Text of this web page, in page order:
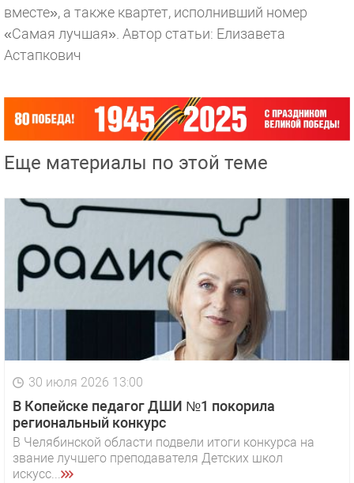
вместе», а также квартет, исполнивший номер
«Самая лучшая». Автор статьи: Елизавета
Астапкович
Еще материалы по этой теме
30 июля 2026 13:00
В Копейске педагог ДШИ №1 покорила
региональный конкурс
В Челябинской области подвели итоги конкурса на
звание лучшего преподавателя Детских школ
искусс...